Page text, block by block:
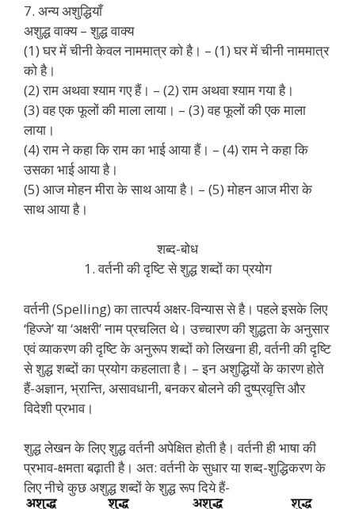
7. अन्य अशुद्धियाँ
अशुद्ध वाक्य – शुद्ध वाक्य
(1) घर में चीनी केवल नाममात्र को है। – (1) घर में चीनी नाममात्र
को है।
(2) राम अथवा श्याम गए हैं। – (2) राम अथवा श्याम गया है।
(3) वह एक फूलों की माला लाया। – (3) वह फूलों की एक माला
लाया।
(4) राम ने कहा कि राम का भाई आया हैं। – (4) राम ने कहा कि
उसका भाई आया है।
(5) आज मोहन मीरा के साथ आया है। – (5) मोहन आज मीरा के
साथ आया है।
शब्द-बोध
1. वर्तनी की दृष्टि से शुद्ध शब्दों का प्रयोग
वर्तनी (Spelling) का तात्पर्य अक्षर-विन्यास से है। पहले इसके लिए
‘हिज्जे’ या ‘अक्षरी’ नाम प्रचलित थे। उच्चारण की शुद्धता के अनुसार
एवं व्याकरण की दृष्टि के अनुरूप शब्दों को लिखना ही, वर्तनी की दृष्टि
से शुद्ध शब्दों का प्रयोग कहलाता है। – इन अशुद्धियों के कारण होते
हैं-अज्ञान, भ्रान्ति, असावधानी, बनकर बोलने की दुष्प्रवृत्ति और
विदेशी प्रभाव।
शुद्ध लेखन के लिए शुद्ध वर्तनी अपेक्षित होती है। वर्तनी ही भाषा की
प्रभाव-क्षमता बढ़ाती है। अत: वर्तनी के सुधार या शब्द-शुद्धिकरण के
लिए नीचे कुछ अशुद्ध शब्दों के शुद्ध रूप दिये हैं-